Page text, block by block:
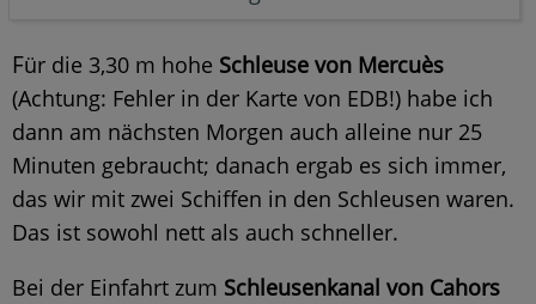
Für die 3,30 m hohe Schleuse von Mercuès
(Achtung: Fehler in der Karte von EDB!) habe ich
dann am nächsten Morgen auch alleine nur 25
Minuten gebraucht; danach ergab es sich immer,
das wir mit zwei Schiffen in den Schleusen waren.
Das ist sowohl nett als auch schneller.
Bei der Einfahrt zum Schleusenkanal von Cahors